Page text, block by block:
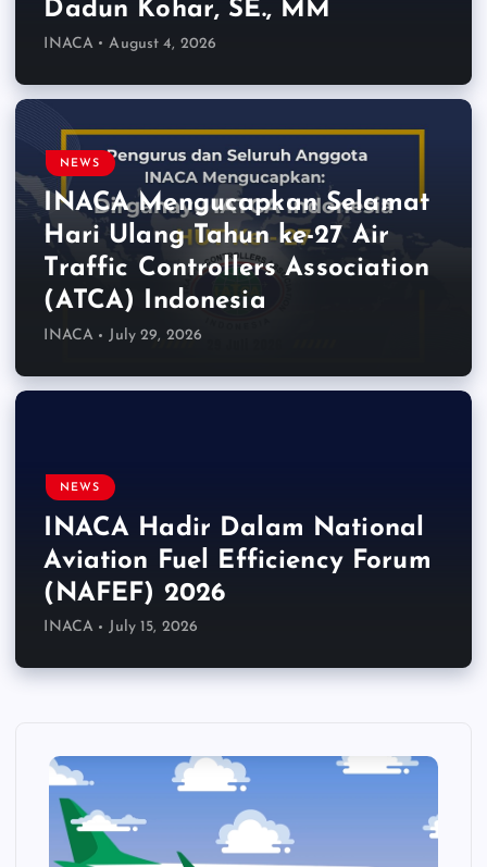
Dadun Kohar, SE., MM
INACA August 4, 2026
NEWS
INACA Mengucapkan Selamat
Hari Ulang Tahun ke-27 Air
Traffic Controllers Association
(ATCA) Indonesia
INACA July 29, 2026
NEWS
INACA Hadir Dalam National
Aviation Fuel Efficiency Forum
(NAFEF) 2026
INACA July 15, 2026